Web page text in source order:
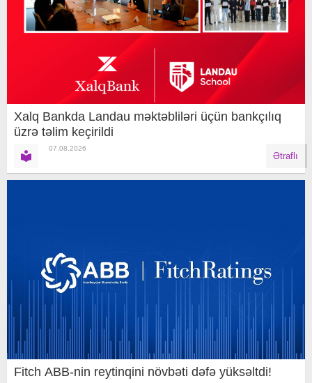
Xalq Bankda Landau məktəbliləri üçün bankçılıq
üzrə təlim keçirildi
07.08.2026
Ətraflı
Fitch ABB-nin reytinqini növbəti dəfə yüksəltdi!